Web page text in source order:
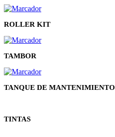
ROLLER KIT
TAMBOR
TANQUE DE MANTENIMIENTO
TINTAS